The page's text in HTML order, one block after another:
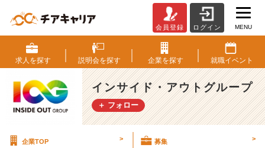
O
G
っ
て
ナ
ニ？】
会員登録 ログイン MENU
求人を探す 説明会を探す 企業を探す 就職イベント
インサイド・アウトグループ
＋ フォロー
企業TOP > 募集 >